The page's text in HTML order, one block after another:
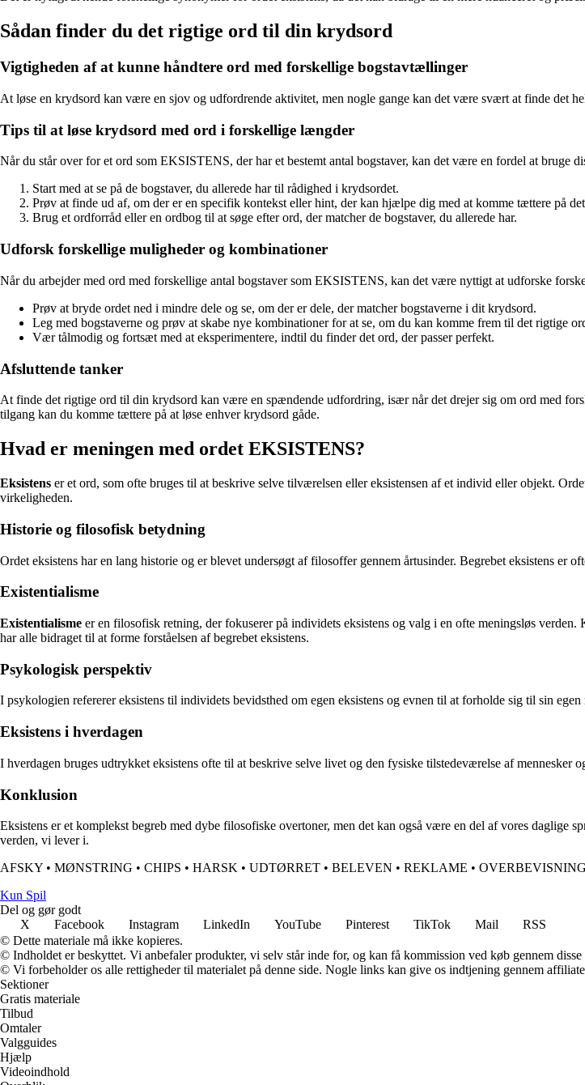
Sådan finder du det rigtige ord til din krydsord
Vigtigheden af at kunne håndtere ord med forskellige bogstavtællinger
At løse en krydsord kan være en sjov og udfordrende aktivitet, men nogle gange kan det være svært at finde det
Tips til at løse krydsord med ord i forskellige længder
Når du står over for et ord som EKSISTENS, der har et bestemt antal bogstaver, kan det være en fordel at bruge
Start med at se på de bogstaver, du allerede har til rådighed i krydsordet.
Prøv at finde ud af, om der er en specifik kontekst eller hint, der kan hjælpe dig med at komme tættere på
Brug et ordforråd eller en ordbog til at søge efter ord, der matcher de bogstaver, du allerede har.
Udforsk forskellige muligheder og kombinationer
Når du arbejder med ord med forskellige antal bogstaver som EKSISTENS, kan det være nyttigt at udforske
Prøv at bryde ordet ned i mindre dele og se, om der er dele, der matcher bogstaverne i dit krydsord.
Leg med bogstaverne og prøv at skabe nye kombinationer for at se, om du kan komme frem til det rigtige
Vær tålmodig og fortsæt med at eksperimentere, indtil du finder det ord, der passer perfekt.
Afsluttende tanker
At finde det rigtige ord til din krydsord kan være en spændende udfordring, især når det drejer sig om ord med
tilgang kan du komme tættere på at løse enhver krydsord gåde.
Hvad er meningen med ordet EKSISTENS?
Eksistens er et ord, som ofte bruges til at beskrive selve tilværelsen eller eksistensen af et individ eller objekt.
virkeligheden.
Historie og filosofisk betydning
Ordet eksistens har en lang historie og er blevet undersøgt af filosoffer gennem årtusinder. Begrebet eksistens er
Existentialisme
Existentialisme er en filosofisk retning, der fokuserer på individets eksistens og valg i en ofte meningsløs
har alle bidraget til at forme forståelsen af begrebet eksistens.
Psykologisk perspektiv
I psykologien refererer eksistens til individets bevidsthed om egen eksistens og evnen til at forholde sig til sin
Eksistens i hverdagen
I hverdagen bruges udtrykket eksistens ofte til at beskrive selve livet og den fysiske tilstedeværelse af
Konklusion
Eksistens er et komplekst begreb med dybe filosofiske overtoner, men det kan også være en del af vores daglige
verden, vi lever i.
AFSKY • MØNSTRING • CHIPS • HARSK • UDTØRRET • BELEVEN • REKLAME • OVERBEVISNING
Kun Spil
Del og gør godt
X
Facebook Instagram LinkedIn YouTube Pinterest TikTok Mail
RSS
© Dette materiale må ikke kopieres.
© Indholdet er beskyttet. Vi anbefaler produkter, vi selv står inde for, og kan få kommission ved køb gennem disse
© Vi forbeholder os alle rettigheder til materialet på denne side. Nogle links kan give os indtjening gennem
Sektioner
Gratis materiale
Tilbud
Omtaler
Valgguides
Hjælp
Videoindhold